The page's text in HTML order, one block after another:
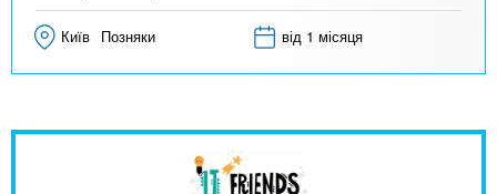
Київ Позняки від 1 місяця